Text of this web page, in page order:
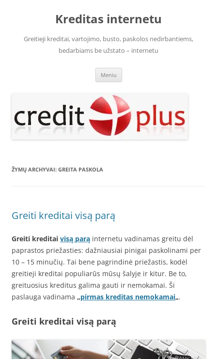
Kreditas internetu
Greitieji kreditai, vartojimo, busto, paskolos nedirbantiems,
bedarbiams be užstato – internetu
Meniu
ŽYMŲ ARCHYVAI: GREITA PASKOLA
Greiti kreditai visą parą
Greiti kreditai visą parą internetu vadinamas greitu dėl
paprastos priežasties: dažniausiai pinigai paskolinami per
10 – 15 minučių. Tai bene pagrindinė priežastis, kodėl
greitieji kreditai populiarūs mūsų šalyje ir kitur. Be to,
greituosius kreditus galima gauti ir nemokamai. Ši
paslauga vadinama „pirmas kreditas nemokamai„.
Greiti kreditai visą parą